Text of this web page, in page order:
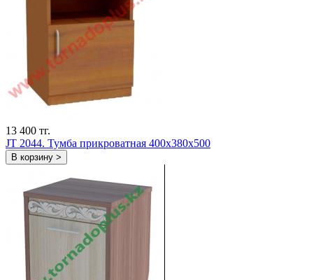
13 400 тг.
JT 2044. Тумба прикроватная 400х380х500
В корзину >